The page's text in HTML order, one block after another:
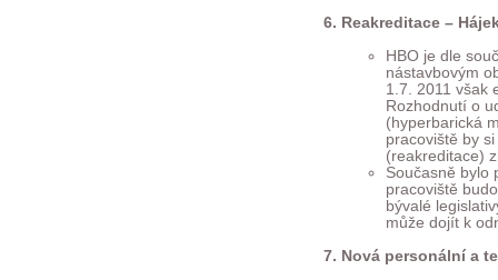
Reakreditace –
HBO je dle
nástavbovým
1.7. 2011 však
Rozhodnutí o
(hyperbarická
pracoviště by
(reakreditace)
Současně bylo
pracoviště
bývalé
může dojít k
Nová personální a